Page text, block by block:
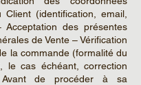
Client (identification, email,
des présentes
de Vente – Vérification
la commande (formalité du
le cas échéant, correction
de procéder à sa